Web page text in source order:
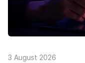
3 August 2026